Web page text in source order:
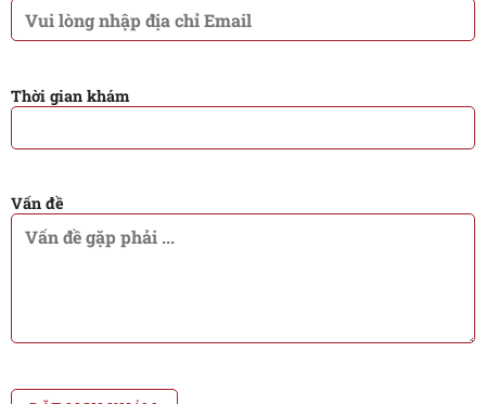
Thời gian khám
Vấn đề